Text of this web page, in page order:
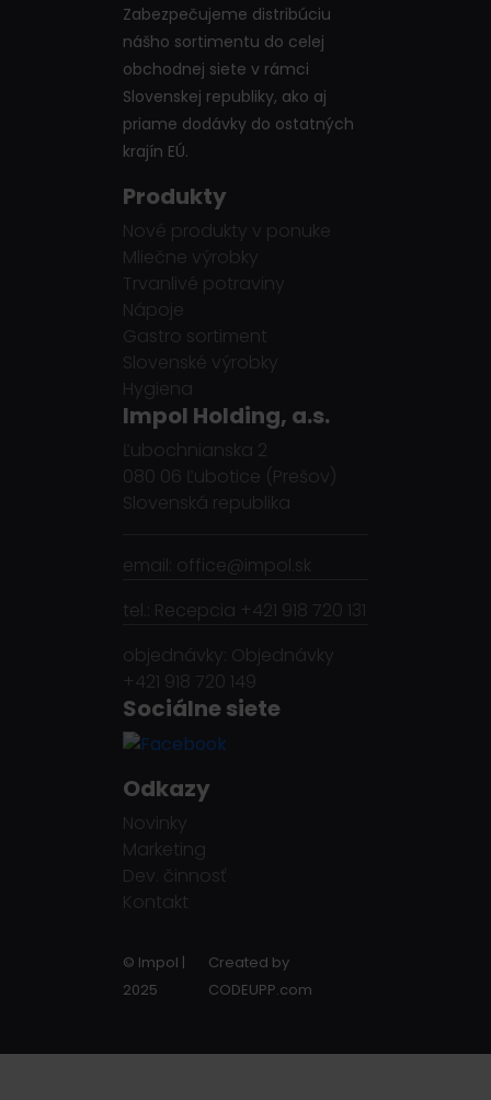
Zabezpečujeme distribúciu
nášho sortimentu do celej
obchodnej siete v rámci
Slovenskej republiky, ako aj
priame dodávky do ostatných
krajín EÚ.
Produkty
Nové produkty v ponuke
Mliečne výrobky
Trvanlivé potraviny
Nápoje
Gastro sortiment
Slovenské výrobky
Hygiena
Impol Holding, a.s.
Ľubochnianska 2
080 06 Ľubotice (Prešov)
Slovenská republika
email: office@impol.sk
tel.: Recepcia +421 918 720 131
objednávky: Objednávky
+421 918 720 149
Sociálne siete
Odkazy
Novinky
Marketing
Dev. činnosť
Kontakt
© Impol |
2025
Created by
CODEUPP.com